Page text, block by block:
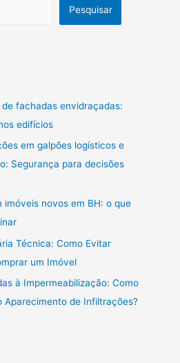
Pesquisar
fachadas envidraçadas:
edifícios
em galpões logísticos e
Segurança para decisões
imóveis novos em BH: o que
Técnica: Como Evitar
um Imóvel
à Impermeabilização: Como
Aparecimento de Infiltrações?